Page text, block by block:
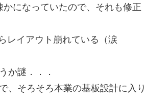
になっていたので、それも修正
レイアウト崩れている（涙
か謎．．．
、そろそろ本業の基板設計に入り